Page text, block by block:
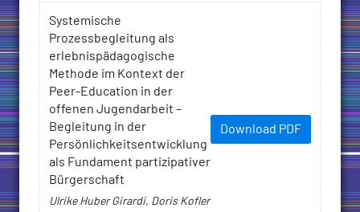
Systemische
Prozessbegleitung als
erlebnispädagogische
Methode im Kontext der
Peer-Education in der
offenen Jugendarbeit –
Begleitung in der
Persönlichkeitsentwicklung
als Fundament partizipativer
Bürgerschaft
Ulrike Huber Girardi, Doris Kofler
Download PDF